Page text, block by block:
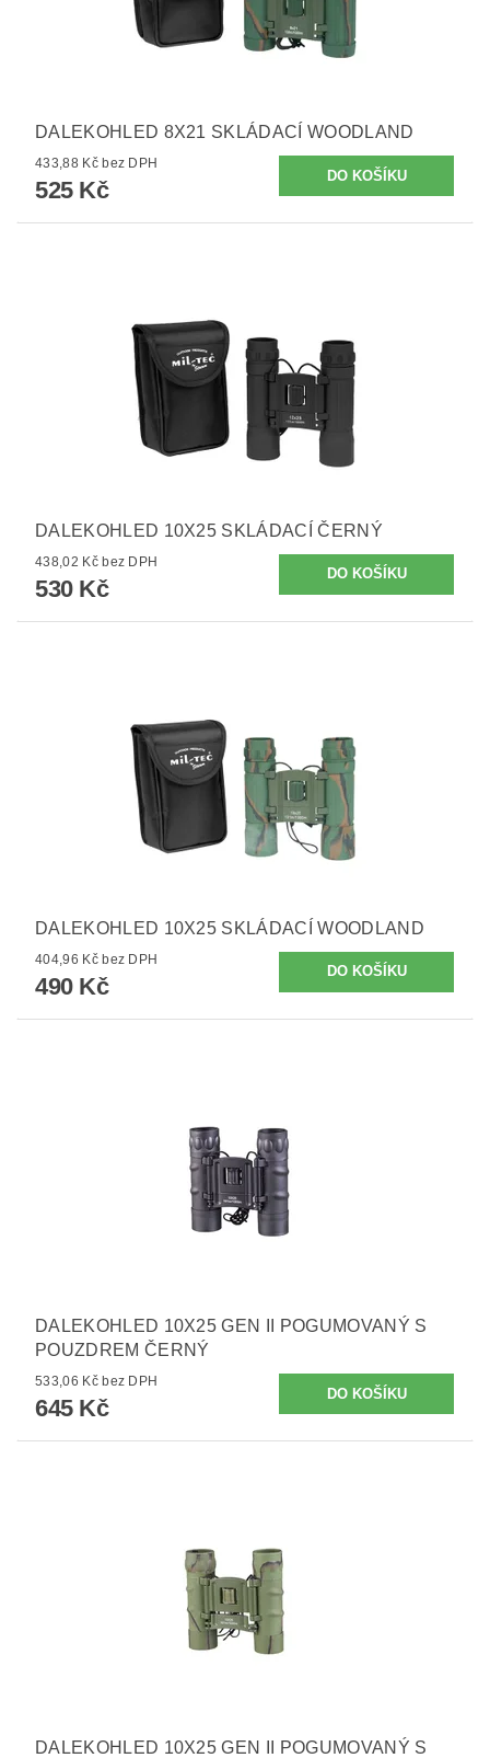
DALEKOHLED 8X21 SKLÁDACÍ WOODLAND
433,88 Kč bez DPH
525 Kč
DALEKOHLED 10X25 SKLÁDACÍ ČERNÝ
438,02 Kč bez DPH
530 Kč
DALEKOHLED 10X25 SKLÁDACÍ WOODLAND
404,96 Kč bez DPH
490 Kč
DALEKOHLED 10X25 GEN II POGUMOVANÝ S
POUZDREM ČERNÝ
533,06 Kč bez DPH
645 Kč
DALEKOHLED 10X25 GEN II POGUMOVANÝ S